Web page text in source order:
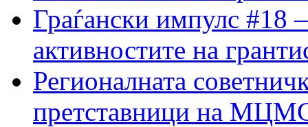
Граѓански импулс #18
активностите на
Регионалната
претставници на МЦМС